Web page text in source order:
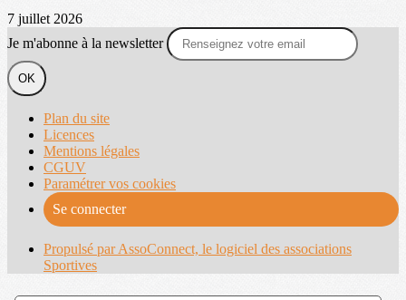
7 juillet 2026
Je m'abonne à la newsletter
OK
Plan du site
Licences
Mentions légales
CGUV
Paramétrer vos cookies
Se connecter
Propulsé par AssoConnect, le logiciel des associations
Sportives